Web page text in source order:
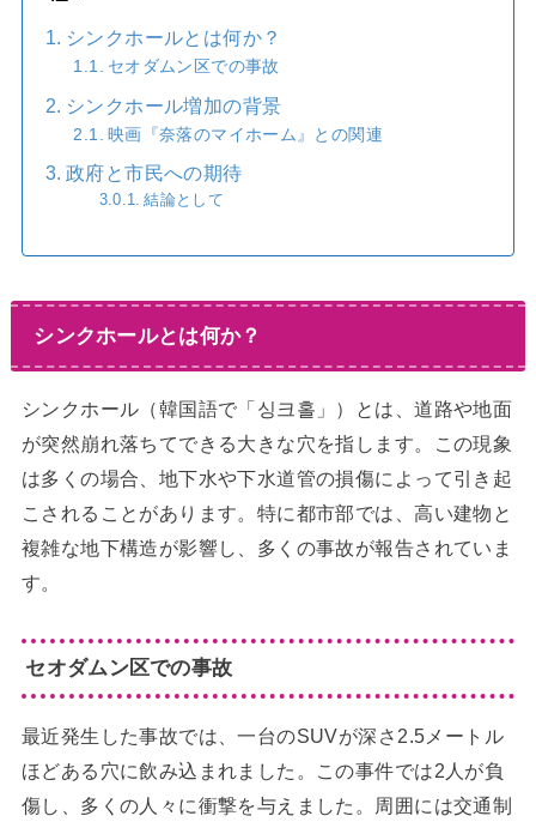
シンクホールとは何か？
セオダムン区での事故
シンクホール増加の背景
映画『奈落のマイホーム』との関連
政府と市民への期待
結論として
シンクホールとは何か？
シンクホール（韓国語で「싱크홀」）とは、道路や地面
が突然崩れ落ちてできる大きな穴を指します。この現象
は多くの場合、地下水や下水道管の損傷によって引き起
こされることがあります。特に都市部では、高い建物と
複雑な地下構造が影響し、多くの事故が報告されていま
す。
セオダムン区での事故
最近発生した事故では、一台のSUVが深さ2.5メートル
ほどある穴に飲み込まれました。この事件では2人が負
傷し、多くの人々に衝撃を与えました。周囲には交通制